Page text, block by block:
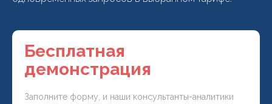
Бесплатная
демонстрация
Заполните форму, и наши консультанты-аналитики